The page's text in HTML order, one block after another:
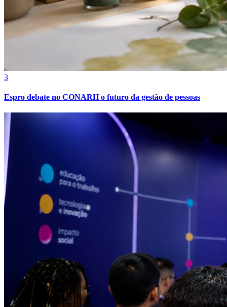
Fortaleza
3
Espro debate no CONARH o futuro da gestão de pessoas